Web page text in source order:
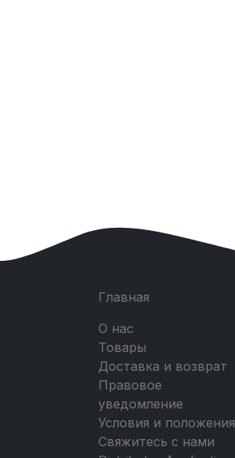
Главная
О нас
Товары
Доставка и возврат
Правовое
уведомление
Условия и положения
Свяжитесь с нами